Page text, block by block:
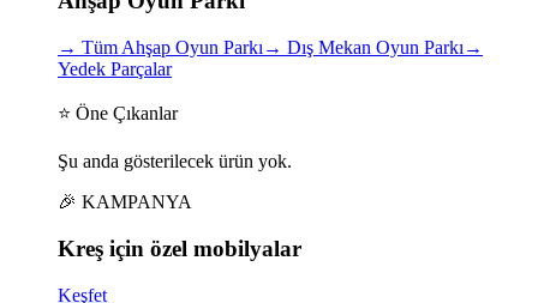
→ Tüm Ahşap Oyun Parkı → Dış Mekan Oyun Parkı →
Yedek Parçalar
⭐ Öne Çıkanlar
Şu anda gösterilecek ürün yok.
🎉 KAMPANYA
Kreş için özel mobilyalar
Keşfet